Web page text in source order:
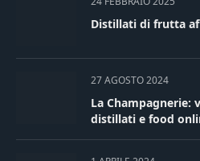
Distillati di frutta
27 AGOSTO 2024
La Champagnerie:
distillati e food